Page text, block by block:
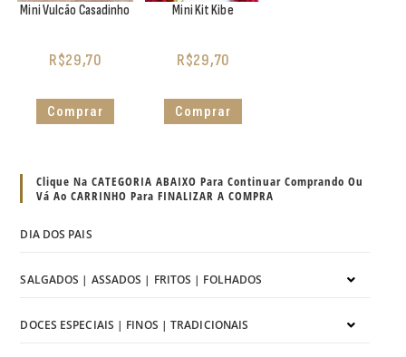
Mini Vulcão Casadinho
R$29,70
Comprar
Mini Kit Kibe
R$29,70
Comprar
Clique Na CATEGORIA ABAIXO Para Continuar Comprando Ou
Vá Ao CARRINHO Para FINALIZAR A COMPRA
DIA DOS PAIS
SALGADOS | ASSADOS | FRITOS | FOLHADOS
DOCES ESPECIAIS | FINOS | TRADICIONAIS